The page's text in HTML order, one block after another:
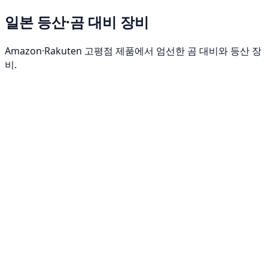
일본 등산·곰 대비 장비
Amazon·Rakuten 고평점 제품에서 엄선한 곰 대비와 등산 장
비.